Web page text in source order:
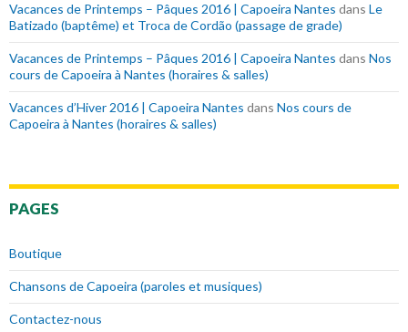
Vacances de Printemps – Pâques 2016 | Capoeira Nantes dans Le
Batizado (baptême) et Troca de Cordão (passage de grade)
Vacances de Printemps – Pâques 2016 | Capoeira Nantes dans Nos
cours de Capoeira à Nantes (horaires & salles)
Vacances d’Hiver 2016 | Capoeira Nantes dans Nos cours de
Capoeira à Nantes (horaires & salles)
PAGES
Boutique
Chansons de Capoeira (paroles et musiques)
Contactez-nous